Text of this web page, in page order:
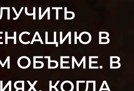
В
ОБЪЕМЕ. В